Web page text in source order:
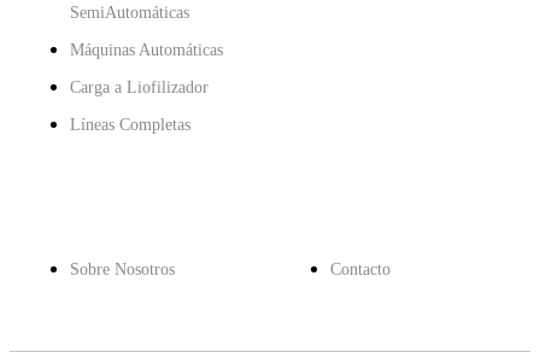
SemiAutomáticas
Máquinas Automáticas
Carga a Liofilizador
Líneas Completas
Sobre Nosotros Contacto